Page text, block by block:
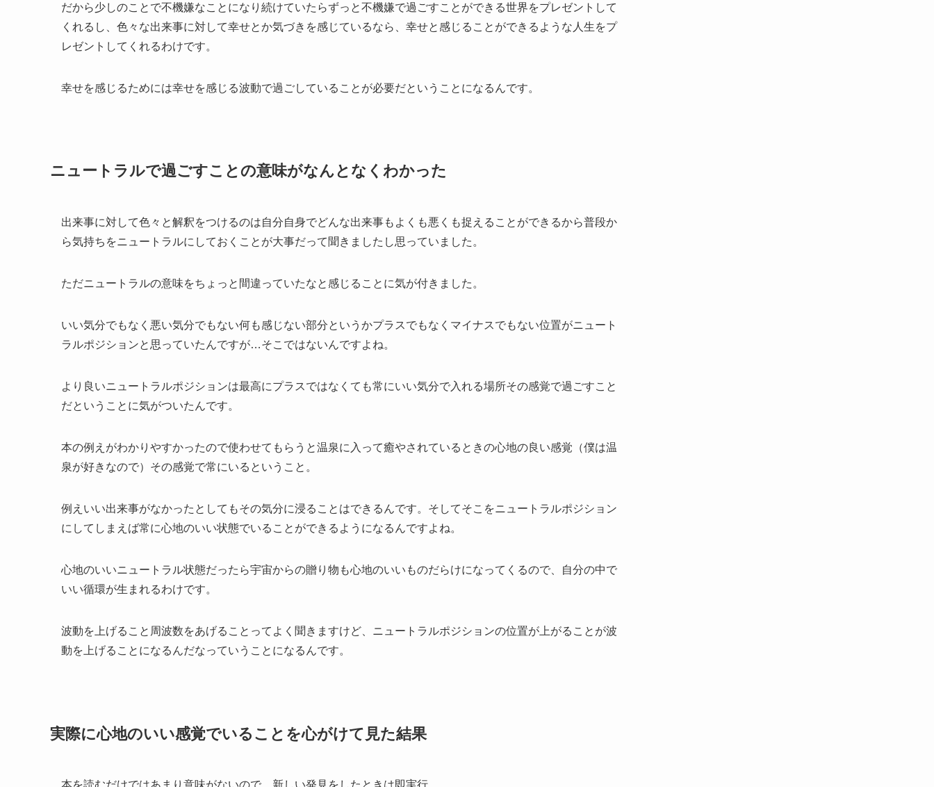
だから少しのことで不機嫌なことになり続けていたらずっと不機嫌で過ごすことができる世界をプレゼントして
くれるし、色々な出来事に対して幸せとか気づきを感じているなら、幸せと感じることができるような人生をプ
レゼントしてくれるわけです。
幸せを感じるためには幸せを感じる波動で過ごしていることが必要だということになるんです。
ニュートラルで過ごすことの意味がなんとなくわかった
出来事に対して色々と解釈をつけるのは自分自身でどんな出来事もよくも悪くも捉えることができるから普段か
ら気持ちをニュートラルにしておくことが大事だって聞きましたし思っていました。
ただニュートラルの意味をちょっと間違っていたなと感じることに気が付きました。
いい気分でもなく悪い気分でもない何も感じない部分というかプラスでもなくマイナスでもない位置がニュート
ラルポジションと思っていたんですが…そこではないんですよね。
より良いニュートラルポジションは最高にプラスではなくても常にいい気分で入れる場所その感覚で過ごすこと
だということに気がついたんです。
本の例えがわかりやすかったので使わせてもらうと温泉に入って癒やされているときの心地の良い感覚（僕は温
泉が好きなので）その感覚で常にいるということ。
例えいい出来事がなかったとしてもその気分に浸ることはできるんです。そしてそこをニュートラルポジション
にしてしまえば常に心地のいい状態でいることができるようになるんですよね。
心地のいいニュートラル状態だったら宇宙からの贈り物も心地のいいものだらけになってくるので、自分の中で
いい循環が生まれるわけです。
波動を上げること周波数をあげることってよく聞きますけど、ニュートラルポジションの位置が上がることが波
動を上げることになるんだなっていうことになるんです。
実際に心地のいい感覚でいることを心がけて見た結果